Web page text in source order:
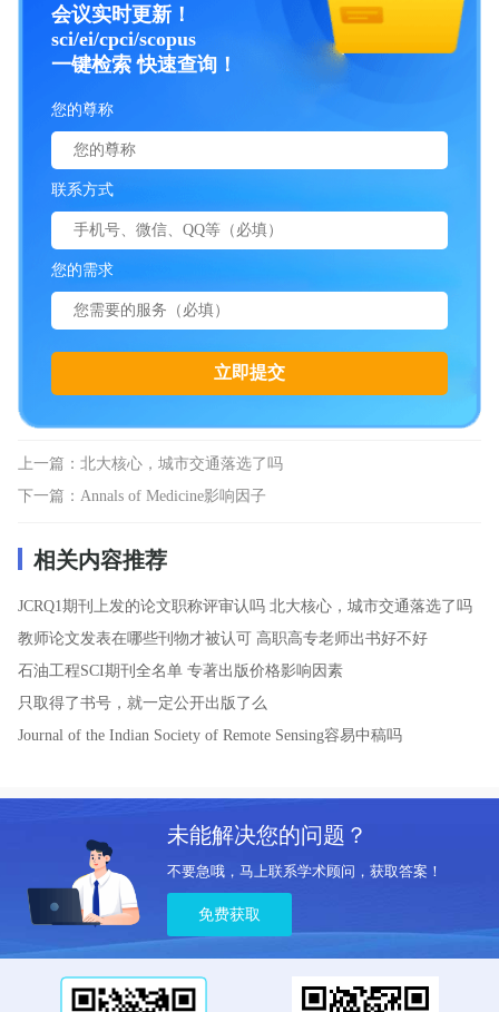
会议实时更新！
sci/ei/cpci/scopus
一键检索 快速查询！
您的尊称
联系方式
您的需求
上一篇： 北大核心，城市交通落选了吗
下一篇： Annals of Medicine影响因子
相关内容推荐
JCRQ1期刊上发的论文职称评审认吗 北大核心，城市交通落选了吗
教师论文发表在哪些刊物才被认可 高职高专老师出书好不好
石油工程SCI期刊全名单 专著出版价格影响因素
只取得了书号，就一定公开出版了么
Journal of the Indian Society of Remote Sensing容易中稿吗
未能解决您的问题？
不要急哦，马上联系学术顾问，获取答案！
免费获取